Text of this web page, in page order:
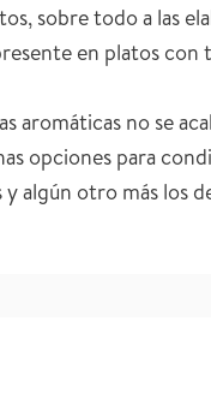
sobre todo a las
en platos
aromáticas no se
opciones para
algún otro más los